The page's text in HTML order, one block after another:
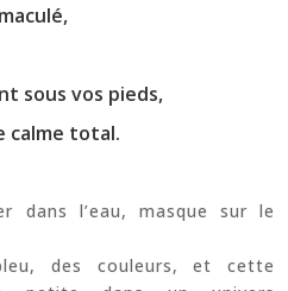
sous vos pieds,
calme total.
dans l’eau, masque sur le
des couleurs, et cette